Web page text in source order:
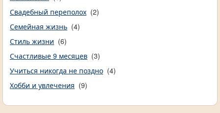
Свадебный переполох (2)
Семейная жизнь (4)
Стиль жизни (6)
Счастливые 9 месяцев (3)
Учиться никогда не поздно (4)
Хобби и увлечения (9)